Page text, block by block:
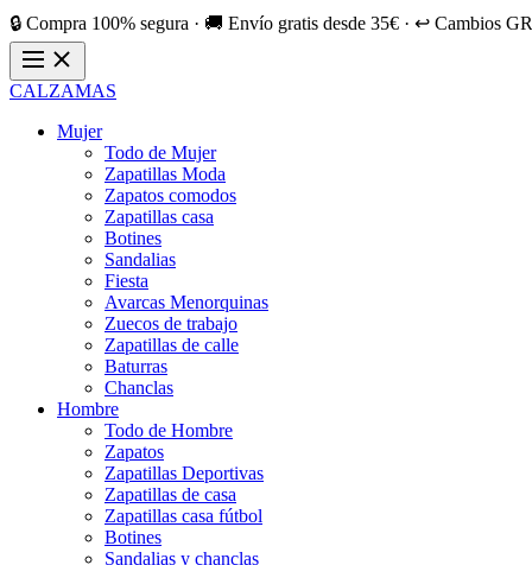
🔒 Compra 100% segura · 🚚 Envío gratis desde 35€ · ↩️ Cambios
CALZAMAS
Mujer
Todo de Mujer
Zapatillas Moda
Zapatos comodos
Zapatillas casa
Botines
Sandalias
Fiesta
Avarcas Menorquinas
Zuecos de trabajo
Zapatillas de calle
Baturras
Chanclas
Hombre
Todo de Hombre
Zapatos
Zapatillas Deportivas
Zapatillas de casa
Zapatillas casa fútbol
Botines
Sandalias y chanclas